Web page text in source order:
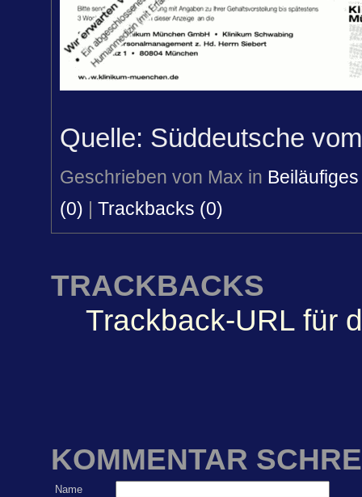
Quelle: Süddeutsche
Geschrieben von Max in Beiläufiges
(0)
Trackbacks (0)
TRACKBACKS
Trackback-URL für
KOMMENTAR
Name